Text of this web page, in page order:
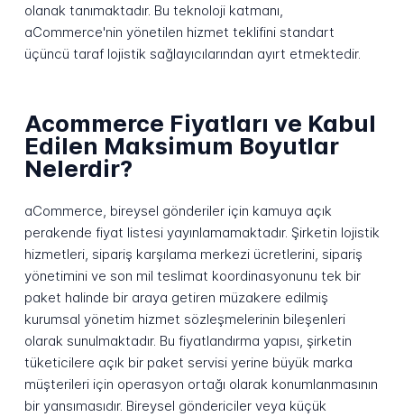
olanak tanımaktadır. Bu teknoloji katmanı,
aCommerce'nin yönetilen hizmet teklifini standart
üçüncü taraf lojistik sağlayıcılarından ayırt etmektedir.
Acommerce Fiyatları ve Kabul
Edilen Maksimum Boyutlar
Nelerdir?
aCommerce, bireysel gönderiler için kamuya açık
perakende fiyat listesi yayınlamamaktadır. Şirketin lojistik
hizmetleri, sipariş karşılama merkezi ücretlerini, sipariş
yönetimini ve son mil teslimat koordinasyonunu tek bir
paket halinde bir araya getiren müzakere edilmiş
kurumsal yönetim hizmet sözleşmelerinin bileşenleri
olarak sunulmaktadır. Bu fiyatlandırma yapısı, şirketin
tüketicilere açık bir paket servisi yerine büyük marka
müşterileri için operasyon ortağı olarak konumlanmasının
bir yansımasıdır. Bireysel göndericiler veya küçük